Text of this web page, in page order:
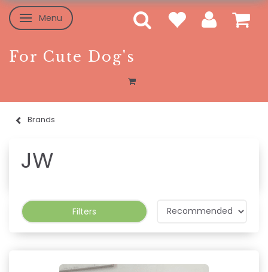
Toggle navigation
Menu
For Cute Dog's
Brands
JW
Filters